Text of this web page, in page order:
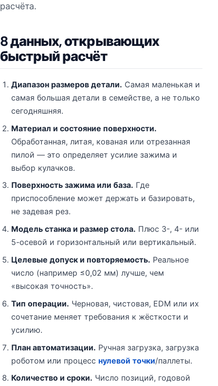
расчёта.
8 данных, открывающих
быстрый расчёт
Диапазон размеров детали. Самая маленькая и
самая большая детали в семействе, а не только
сегодняшняя.
Материал и состояние поверхности.
Обработанная, литая, кованая или отрезанная
пилой — это определяет усилие зажима и
выбор кулачков.
Поверхность зажима или база. Где
приспособление может держать и базировать,
не задевая рез.
Модель станка и размер стола. Плюс 3-, 4- или
5-осевой и горизонтальный или вертикальный.
Целевые допуск и повторяемость. Реальное
число (например ≤0,02 мм) лучше, чем
«высокая точность».
Тип операции. Черновая, чистовая, EDM или их
сочетание меняет требования к жёсткости и
усилию.
План автоматизации. Ручная загрузка, загрузка
роботом или процесс нулевой точки/паллеты.
Количество и сроки. Число позиций, годовой